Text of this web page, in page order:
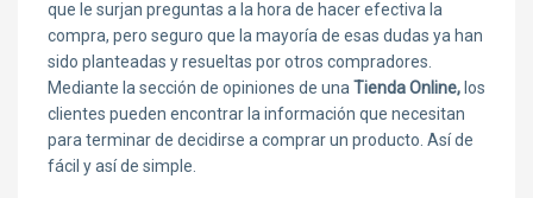
que le surjan preguntas a la hora de hacer efectiva la
compra, pero seguro que la mayoría de esas dudas ya han
sido planteadas y resueltas por otros compradores.
Mediante la sección de opiniones de una Tienda Online, los
clientes pueden encontrar la información que necesitan
para terminar de decidirse a comprar un producto. Así de
fácil y así de simple.